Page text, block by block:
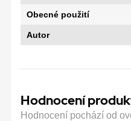
Obecné použití
Autor
Hodnocení
Hodnocení pochází od